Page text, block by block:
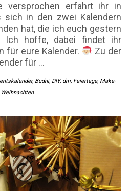
versprochen erfahrt ihr in
sich in den zwei Kalendern
hat, die ich euch gestern
Ich hoffe, dabei findet ihr
für eure Kalender.
Zu der
für …
, Budni, DIY, dm, Feiertage, Make-
Weihnachten